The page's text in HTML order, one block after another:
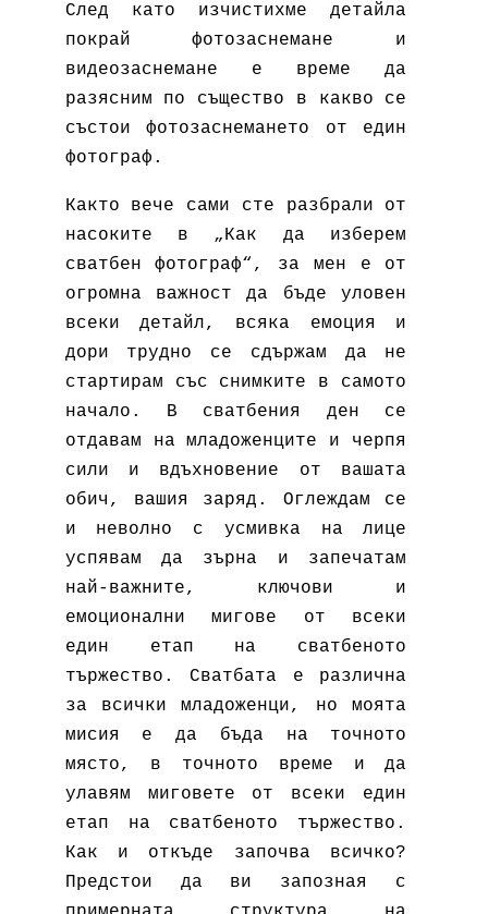
След като изчистихме детайла
покрай фотозаснемане и
видеозаснемане е време да
разясним по същество в какво се
състои фотозаснемането от един
фотограф.
Както вече сами сте разбрали от
насоките в „Как да изберем
сватбен фотограф“, за мен е от
огромна важност да бъде уловен
всеки детайл, всяка емоция и
дори трудно се сдържам да не
стартирам със снимките в самото
начало. В сватбения ден се
отдавам на младоженците и черпя
сили и вдъхновение от вашата
обич, вашия заряд. Оглеждам се
и неволно с усмивка на лице
успявам да зърна и запечатам
най-важните, ключови и
емоционални мигове от всеки
един етап на сватбеното
тържество. Сватбата е различна
за всички младоженци, но моята
мисия е да бъда на точното
място, в точното време и да
улавям миговете от всеки един
етап на сватбеното тържество.
Как и откъде започва всичко?
Предстои да ви запозная с